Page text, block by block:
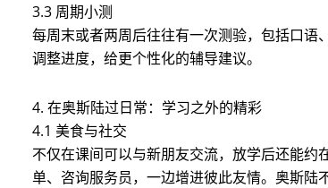
3.3 周期小测
每周末或者两周后往往有一次测验，包括口
调整进度，给更个性化的辅导建议。
4. 在奥斯陆过日常：学习之外的精彩
4.1 美食与社交
不仅在课间可以与新朋友交流，放学后还能
单、咨询服务员，一边增进彼此友情。奥斯陆